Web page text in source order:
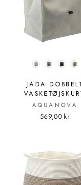
JADA
AQUANOVA
569,00 kr